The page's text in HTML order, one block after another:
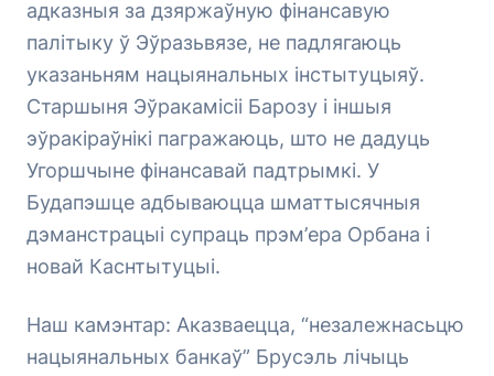
адказныя за дзяржаўную фінансавую
палітыку ў Эўразьвязе, не падлягаюць
указаньням нацыянальных інстытуцыяў.
Старшыня Эўракамісіі Барозу і іншыя
эўракіраўнікі пагражаюць, што не дадуць
Угоршчыне фінансавай падтрымкі. У
Будапэшце адбываюцца шматтысячныя
дэманстрацыі супраць прэм’ера Орбана і
новай Каснтытуцыі.
Наш камэнтар: Аказваецца, “незалежнасьцю
нацыянальных банкаў” Брусэль лічыць